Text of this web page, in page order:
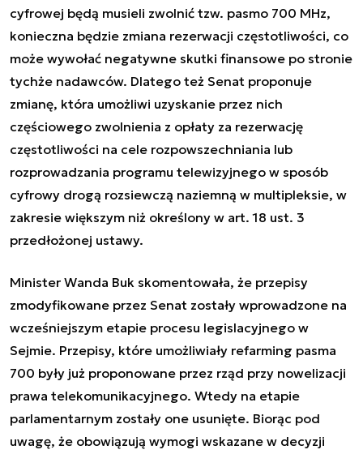
cyfrowej będą musieli zwolnić tzw. pasmo 700 MHz,
konieczna będzie zmiana rezerwacji częstotliwości, co
może wywołać negatywne skutki finansowe po stronie
tychże nadawców. Dlatego też Senat proponuje
zmianę, która umożliwi uzyskanie przez nich
częściowego zwolnienia z opłaty za rezerwację
częstotliwości na cele rozpowszechniania lub
rozprowadzania programu telewizyjnego w sposób
cyfrowy drogą rozsiewczą naziemną w multipleksie, w
zakresie większym niż określony w art. 18 ust. 3
przedłożonej ustawy.
Minister Wanda Buk skomentowała, że przepisy
zmodyfikowane przez Senat zostały wprowadzone na
wcześniejszym etapie procesu legislacyjnego w
Sejmie. Przepisy, które umożliwiały refarming pasma
700 były już proponowane przez rząd przy nowelizacji
prawa telekomunikacyjnego. Wtedy na etapie
parlamentarnym zostały one usunięte. Biorąc pod
uwagę, że obowiązują wymogi wskazane w decyzji